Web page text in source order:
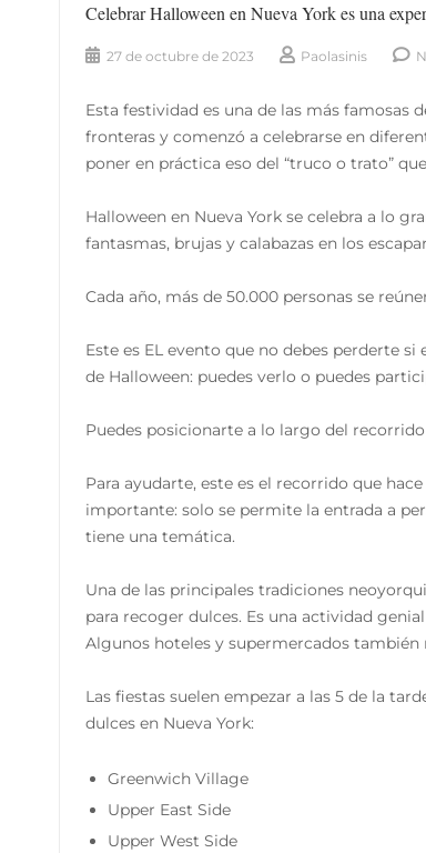
Celebrar Halloween en Nueva York es una
27 de octubre de 2023 Paolasinis
Esta festividad es una de las más famosas
fronteras y comenzó a celebrarse en
poner en práctica eso del “truco o trato”
Halloween en Nueva York se celebra a lo
fantasmas, brujas y calabazas en los
Cada año, más de 50.000 personas se
Este es EL evento que no debes perderte
de Halloween: puedes verlo o puedes
Puedes posicionarte a lo largo del
Para ayudarte, este es el recorrido que
importante: solo se permite la entrada a
tiene una temática.
Una de las principales tradiciones
para recoger dulces. Es una actividad
Algunos hoteles y supermercados también
Las fiestas suelen empezar a las 5 de la
dulces en Nueva York:
Greenwich Village
Upper East Side
Upper West Side